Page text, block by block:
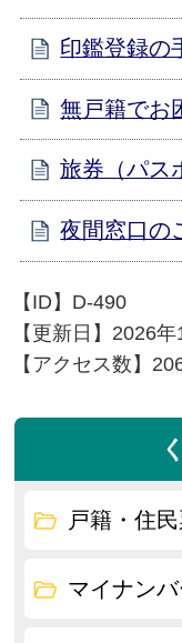
印鑑登録の
無戸籍でお
旅券（パス
夜間窓口の
【ID】 D-490
【更新日】 2026年
【アクセス数】
戸籍・住
マイナン